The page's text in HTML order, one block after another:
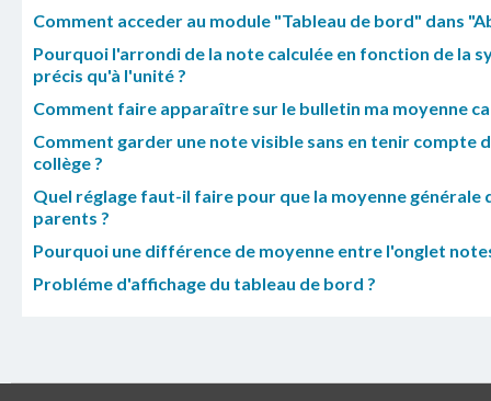
Comment acceder au module "Tableau de bord" dans
Pourquoi l'arrondi de la note calculée en fonction de la
précis qu'à l'unité ?
Comment faire apparaître sur le bulletin ma moyenne
Comment garder une note visible sans en tenir compte
collège ?
Quel réglage faut-il faire pour que la moyenne
parents ?
Pourquoi une différence de moyenne entre l'onglet
Probléme d'affichage du tableau de bord ?